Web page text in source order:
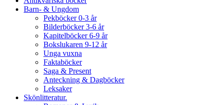
Barn- & Ungdom
Pekböcker 0-3 år
Bilderböcker 3-6 år
Kapitelböcker 6-9 år
Bokslukaren 9-12 år
Unga vuxna
Faktaböcker
Saga & Present
Anteckning & Dagböcker
Leksaker
Skönlitteratur.